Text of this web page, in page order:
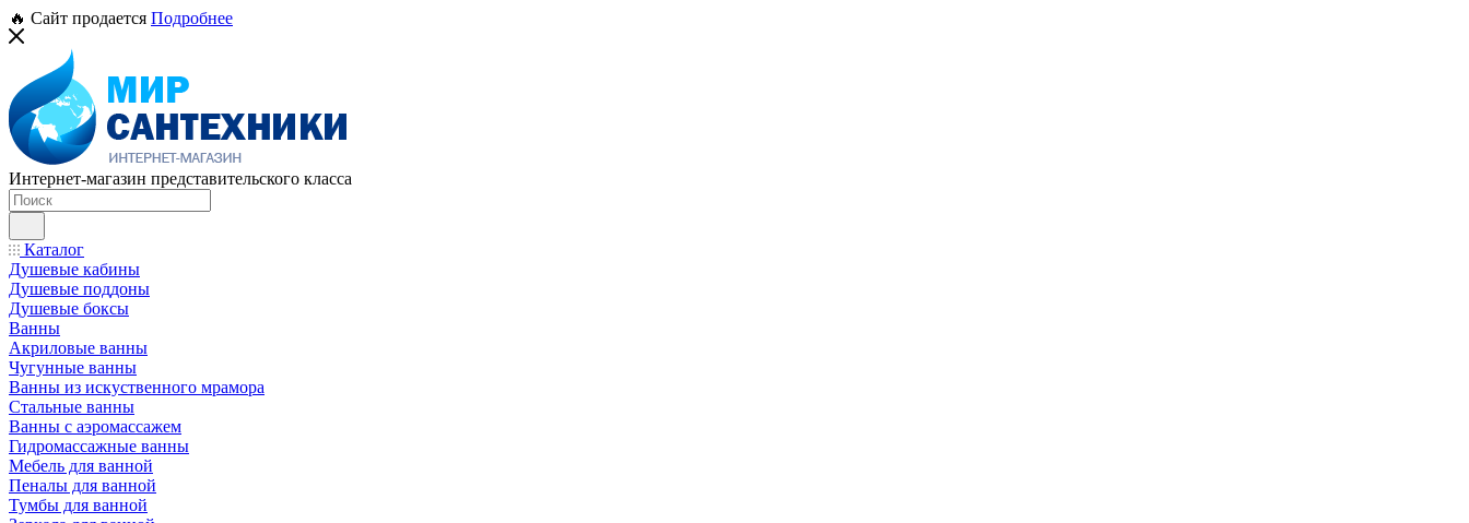
🔥 Сайт продается Подробнее
Интернет-магазин представительского класса
Каталог
Душевые кабины
Душевые поддоны
Душевые боксы
Ванны
Акриловые ванны
Чугунные ванны
Ванны из искуственного мрамора
Стальные ванны
Ванны с аэромассажем
Гидромассажные ванны
Мебель для ванной
Пеналы для ванной
Тумбы для ванной